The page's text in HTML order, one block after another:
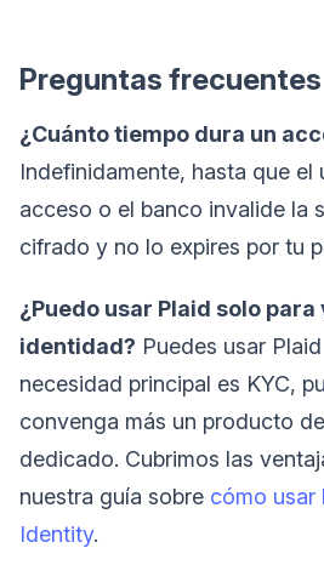
Preguntas frecuentes
¿Cuánto tiempo dura un
Indefinidamente, hasta que el
acceso o el banco invalide la
cifrado y no lo expires por tu
¿Puedo usar Plaid solo
identidad? Puedes usar
necesidad principal es KYC,
convenga más un producto
dedicado. Cubrimos las
nuestra guía sobre cómo usar
Identity.